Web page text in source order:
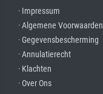
· Impressum
· Algemene Voorwaarden
· Gegevensbescherming
· Annulatierecht
· Klachten
· Over Ons